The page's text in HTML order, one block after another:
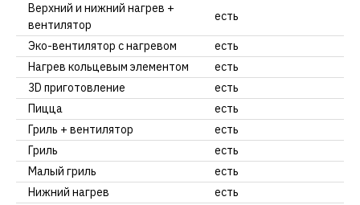
Верхний и нижний нагрев +
вентилятор
есть
Эко-вентилятор с нагревом
есть
Нагрев кольцевым элементом
есть
3D приготовление
есть
Пицца
есть
Гриль + вентилятор
есть
Гриль
есть
Малый гриль
есть
Нижний нагрев
есть